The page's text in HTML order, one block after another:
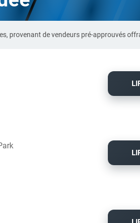
provenant de vendeurs pré-approuvés